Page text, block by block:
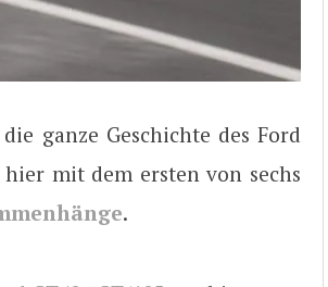
ganze Geschichte des Ford
hier mit dem ersten von sechs
.